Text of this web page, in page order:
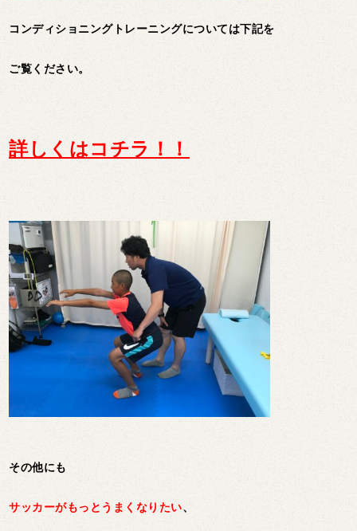
コンディショニングトレーニングについては下記を
ご覧ください。
詳しくはコチラ！！
その他にも
サッカーがもっとうまくなりたい、